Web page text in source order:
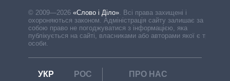
© 2009—2026 «Слово і Діло». Всі права захищені і
охороняються законом. Адміністрація сайту залишає за
собою право не погоджуватися з інформацією, яка
публікується на сайті, власниками або авторами якої є треті
особи.
УКР РОС
ПРО НАС